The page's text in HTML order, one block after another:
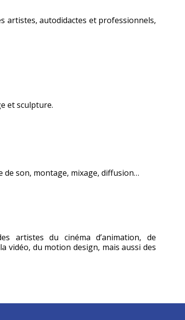
artistes, autodidactes et professionnels,
et sculpture.
de son, montage, mixage, diffusion…
artistes du cinéma d’animation, de
vidéo, du motion design, mais aussi des